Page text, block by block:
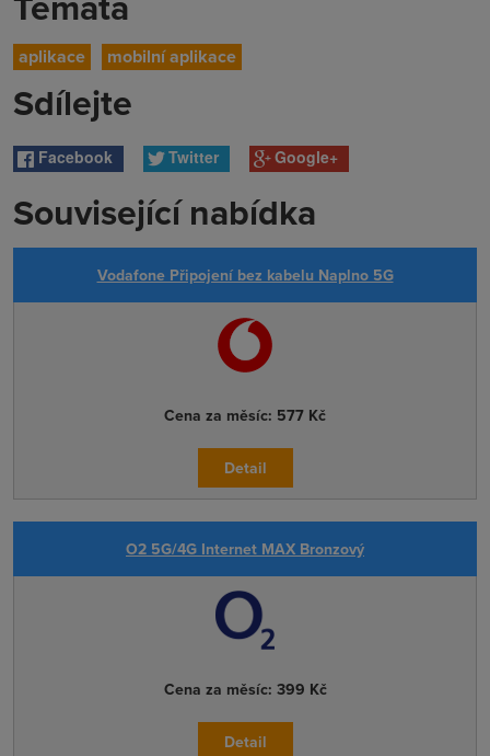
aplikace mobilní aplikace
Sdílejte
Facebook Twitter Google+
Související nabídka
Vodafone Připojení bez kabelu Naplno 5G
Cena za měsíc: 577 Kč
Detail
O2 5G/4G Internet MAX Bronzový
Cena za měsíc: 399 Kč
Detail